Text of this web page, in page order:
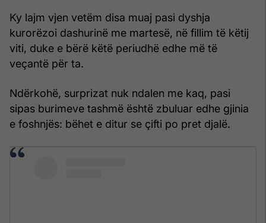
Ky lajm vjen vetëm disa muaj pasi dyshja
kurorëzoi dashurinë me martesë, në fillim të këtij
viti, duke e bërë këtë periudhë edhe më të
veçantë për ta.
Ndërkohë, surprizat nuk ndalen me kaq, pasi
sipas burimeve tashmë është zbuluar edhe gjinia
e foshnjës: bëhet e ditur se çifti po pret djalë.